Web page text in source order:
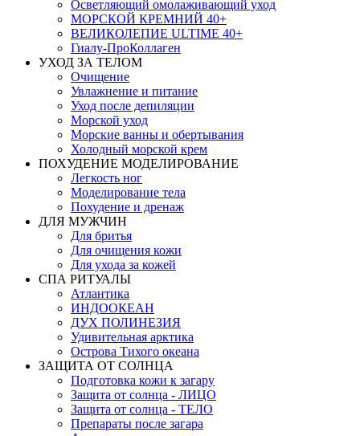
Осветляющий омолаживающий уход
МОРСКОЙ КРЕМНИЙ 40+
ВЕЛИКОЛЕПИЕ ULTIME 40+
Гиалу-ПроКоллаген
УХОД ЗА ТЕЛОМ
Очищение
Увлажнение и питание
Уход после депиляции
Морской уход
Морские ванны и обертывания
Холодный морской крем
ПОХУДЕНИЕ МОДЕЛИРОВАНИЕ
Легкость ног
Моделирование тела
Похудение и дренаж
ДЛЯ МУЖЧИН
Для бритья
Для очищения кожи
Для ухода за кожей
СПА РИТУАЛЫ
Атлантика
ИНДООКЕАН
ДУХ ПОЛИНЕЗИЯ
Удивительная арктика
Острова Тихого океана
ЗАЩИТА ОТ СОЛНЦА
Подготовка кожи к загару
Защита от солнца - ЛИЦО
Защита от солнца - ТЕЛО
Препараты после загара